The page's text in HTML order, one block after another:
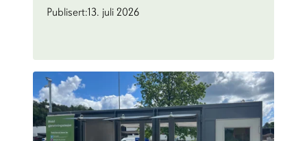
Publisert:13. juli 2026